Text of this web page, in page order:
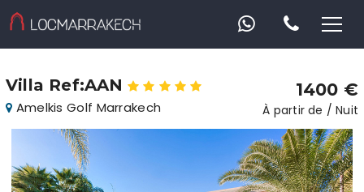
Villa Ref:AAN
Amelkis Golf Marrakech
1400 €
À partir de / Nuit